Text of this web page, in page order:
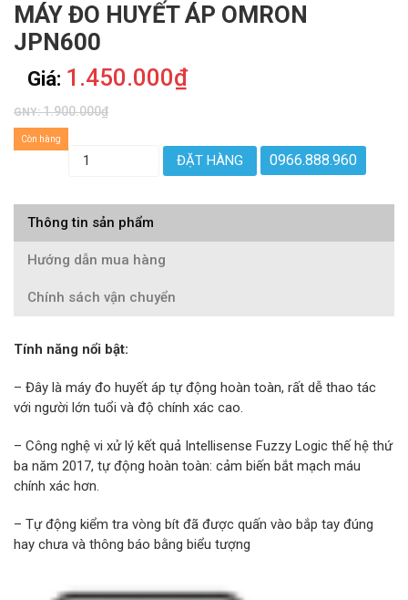
MÁY ĐO HUYẾT ÁP OMRON
JPN600
Giá: 1.450.000₫
GNY:1.900.000₫
Còn hàng
ĐẶT HÀNG 0966.888.960
Thông tin sản phẩm
Hướng dẫn mua hàng
Chính sách vận chuyển
Tính năng nổi bật:
– Đây là máy đo huyết áp tự động hoàn toàn, rất dễ thao tác
với người lớn tuổi và độ chính xác cao.
– Công nghệ vi xử lý kết quả Intellisense Fuzzy Logic thế hệ thứ
ba năm 2017, tự động hoàn toàn: cảm biến bắt mạch máu
chính xác hơn.
– Tự động kiểm tra vòng bít đã được quấn vào bắp tay đúng
hay chưa và thông báo bằng biểu tượng